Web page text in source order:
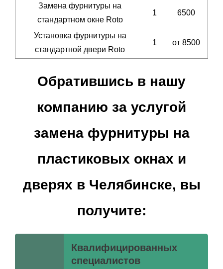
Замена фурнитуры на
стандартном окне Roto
1 6500
Установка фурнитуры на
стандартной двери Roto
1 от 8500
Обратившись в нашу
компанию за услугой
замена фурнитуры на
пластиковых окнах и
дверях в Челябинске, вы
получите:
Квалифицированных
специалистов